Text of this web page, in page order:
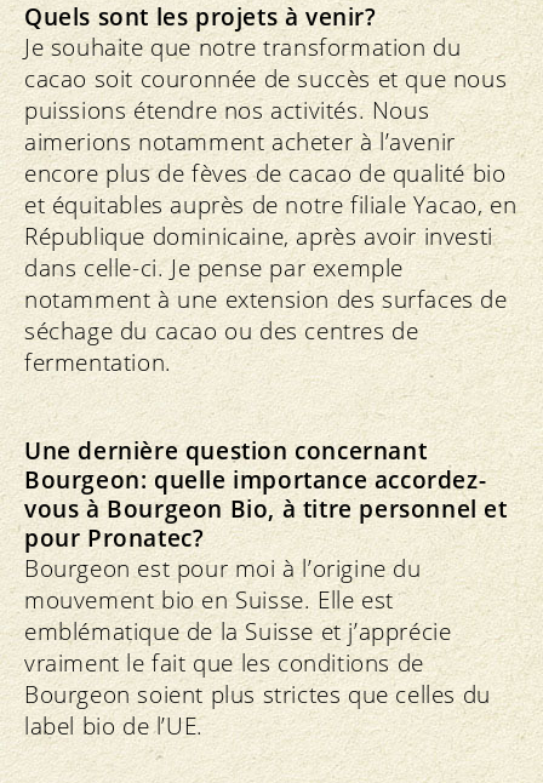
Quels sont les projets à venir?
Je souhaite que notre transformation du
cacao soit couronnée de succès et que nous
puissions étendre nos activités. Nous
aimerions notamment acheter à l’avenir
encore plus de fèves de cacao de qualité bio
et équitables auprès de notre filiale Yacao, en
République dominicaine, après avoir investi
dans celle-ci. Je pense par exemple
notamment à une extension des surfaces de
séchage du cacao ou des centres de
fermentation.
Une dernière question concernant
Bourgeon: quelle importance accordez-
vous à Bourgeon Bio, à titre personnel et
pour Pronatec?
Bourgeon est pour moi à l’origine du
mouvement bio en Suisse. Elle est
emblématique de la Suisse et j’apprécie
vraiment le fait que les conditions de
Bourgeon soient plus strictes que celles du
label bio de l’UE.